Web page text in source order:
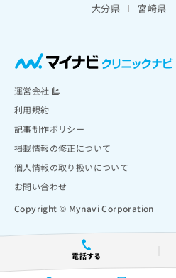
電話する
大分県
宮崎県
運営会社
利用規約
記事制作ポリシー
掲載情報の修正について
個人情報の取り扱いについて
お問い合わせ
Copyright © Mynavi Corporation